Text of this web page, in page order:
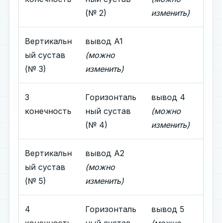
(№ 2)
изменить)
Вертикальн
ый сустав
(№ 3)
вывод A1
(можно
изменить)
3
конечность
Горизонталь
ный сустав
(№ 4)
вывод 4
(можно
изменить)
Вертикальн
ый сустав
(№ 5)
вывод A2
(можно
изменить)
4
Горизонталь
вывод 5